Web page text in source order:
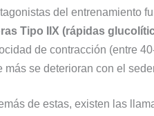
del entrenamiento
Tipo IIX (rápidas
de contracción (entre
más se deterioran con el
de estas, existen las